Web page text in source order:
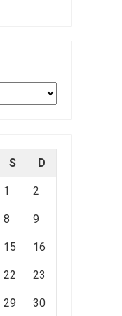
S D
1 2
8 9
15 16
22 23
29 30